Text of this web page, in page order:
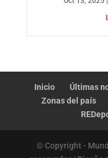
Inicio Últimas
Zonas del país
© Copyright -